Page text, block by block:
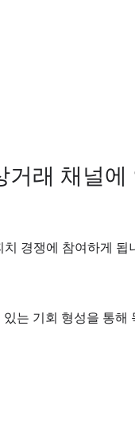
래 채널에
경쟁에 참여하게 됩
는 기회 형성을 통해